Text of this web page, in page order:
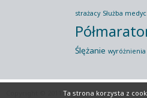
strażacy Służba
Ślężanie wyróżnienia
Copyright © 2011-2026 All rights
Ta strona korzysta z